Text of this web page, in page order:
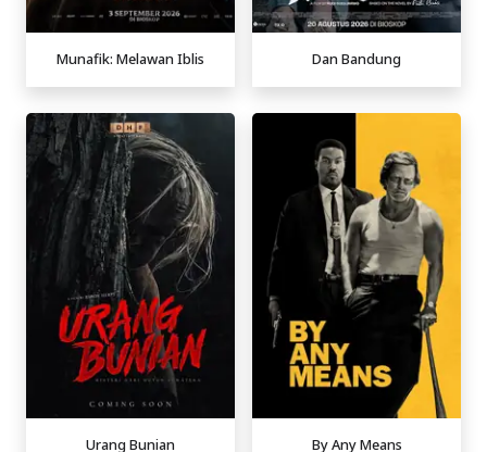
Munafik: Melawan Iblis Dan Bandung
Urang Bunian By Any Means